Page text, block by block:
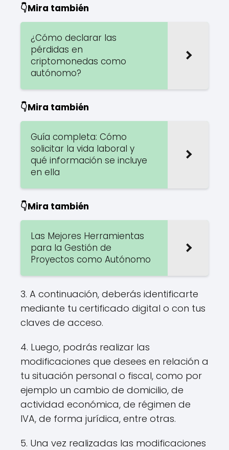
👇Mira también
¿Cómo declarar las
pérdidas en
criptomonedas como
autónomo?
👇Mira también
Guía completa: Cómo
solicitar la vida laboral y
qué información se incluye
en ella
👇Mira también
Las Mejores Herramientas
para la Gestión de
Proyectos como Autónomo
3. A continuación, deberás identificarte
mediante tu certificado digital o con tus
claves de acceso.
4. Luego, podrás realizar las
modificaciones que desees en relación a
tu situación personal o fiscal, como por
ejemplo un cambio de domicilio, de
actividad económica, de régimen de
IVA, de forma jurídica, entre otras.
5. Una vez realizadas las modificaciones